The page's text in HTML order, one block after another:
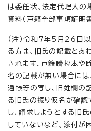
は委任状、法定代理人の
資料（戸籍全部事項証明
（注）令和7年5月26日
る方は、旧氏の記載とあ
されます。戸籍謄抄本や
名の記載が無い場合に
通帳等の写し、旧姓欄の
る旧氏の振り仮名が確認
し、請求しようとする旧
していないなど、添付が